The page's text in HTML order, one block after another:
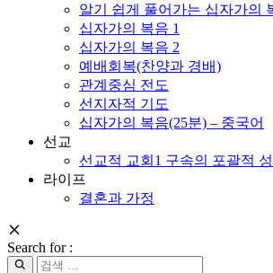
알기 쉽게 풀어가는 십자가의
십자가의 복음 1
십자가의 복음 2
예배회복(찬양과 경배)
관계중심 전도
선지자적 기도
십자가의 복음(25분) – 중국어
선교
선교적 교회1 구속의 포괄적
라이프
결혼과 가정
Search for :